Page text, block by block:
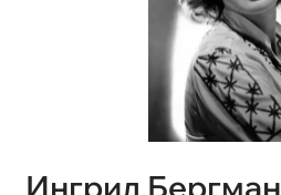
Ингрид Бергман